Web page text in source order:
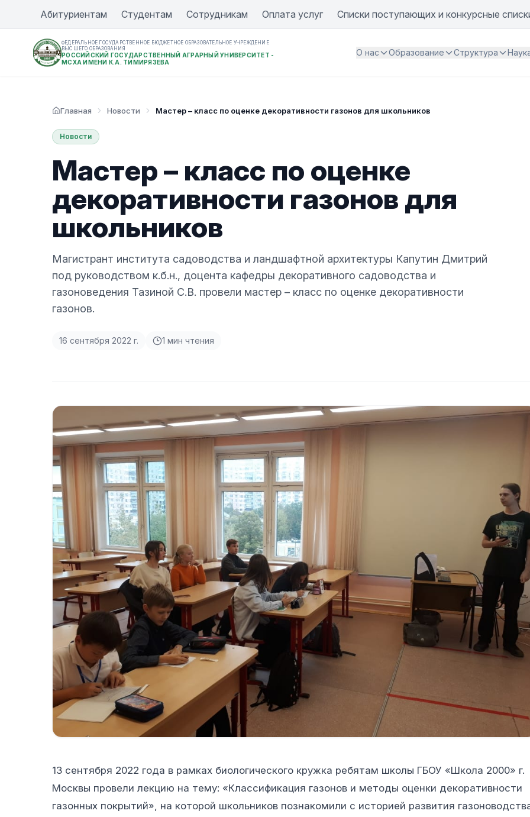
Абитуриентам Студентам Сотрудникам Оплата услуг Списки поступающих и конкурсные
ФЕДЕРАЛЬНОЕ ГОСУДАРСТВЕННОЕ БЮДЖЕТНОЕ ОБРАЗОВАТЕЛЬНОЕ УЧРЕЖДЕНИЕ
ВЫСШЕГО ОБРАЗОВАНИЯ
РОССИЙСКИЙ ГОСУДАРСТВЕННЫЙ АГРАРНЫЙ УНИВЕРСИТЕТ -
МСХА ИМЕНИ К.А. ТИМИРЯЗЕВА
О нас Образование Структура
Главная Новости Мастер – класс по оценке декоративности газонов для школьников
Новости
Мастер – класс по оценке
декоративности газонов для
школьников
Магистрант института садоводства и ландшафтной архитектуры Капутин Дмитрий
под руководством к.б.н., доцента кафедры декоративного садоводства и
газоноведения Тазиной С.В. провели мастер – класс по оценке декоративности
газонов.
16 сентября 2022 г. 1 мин чтения
13 сентября 2022 года в рамках биологического кружка ребятам школы ГБОУ «Школа 2000» г.
Москвы провели лекцию на тему: «Классификация газонов и методы оценки декоративности
газонных покрытий», на которой школьников познакомили с историей развития